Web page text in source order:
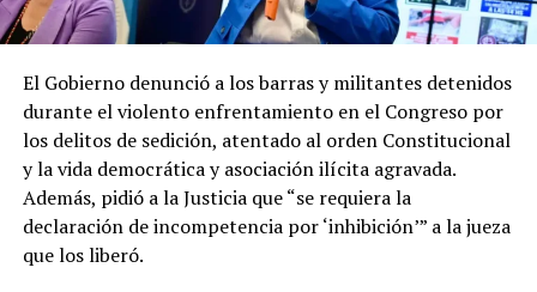
El Gobierno denunció a los barras y militantes detenidos
durante el violento enfrentamiento en el Congreso por
los delitos de sedición, atentado al orden Constitucional
y la vida democrática y asociación ilícita agravada.
Además, pidió a la Justicia que “se requiera la
declaración de incompetencia por ‘inhibición’” a la jueza
que los liberó.